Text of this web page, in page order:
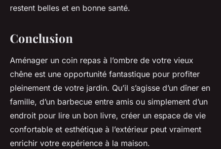
restent belles et en bonne santé.
Conclusion
Aménager un coin repas à l’ombre de votre vieux
chêne est une opportunité fantastique pour profiter
pleinement de votre jardin. Qu’il s’agisse d’un dîner en
famille, d’un barbecue entre amis ou simplement d’un
endroit pour lire un bon livre, créer un espace de vie
confortable et esthétique à l’extérieur peut vraiment
enrichir votre expérience à la maison.